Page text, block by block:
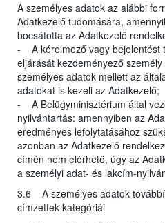
A személyes adatok az alábbi
Adatkezelő tudomására,
bocsátotta az Adatkezelő
- A kérelmező vagy bejelentést
eljárását kezdeményező
személyes adatok mellett az
adatokat is kezeli az Adatkezelő;
- A Belügyminisztérium által
nyilvántartás: amennyiben az
eredményes lefolytatásához
azonban az Adatkezelő
címén nem elérhető, úgy az
a személyi adat- és lakcím-
3.6 A személyes adatok
címzettek kategóriái